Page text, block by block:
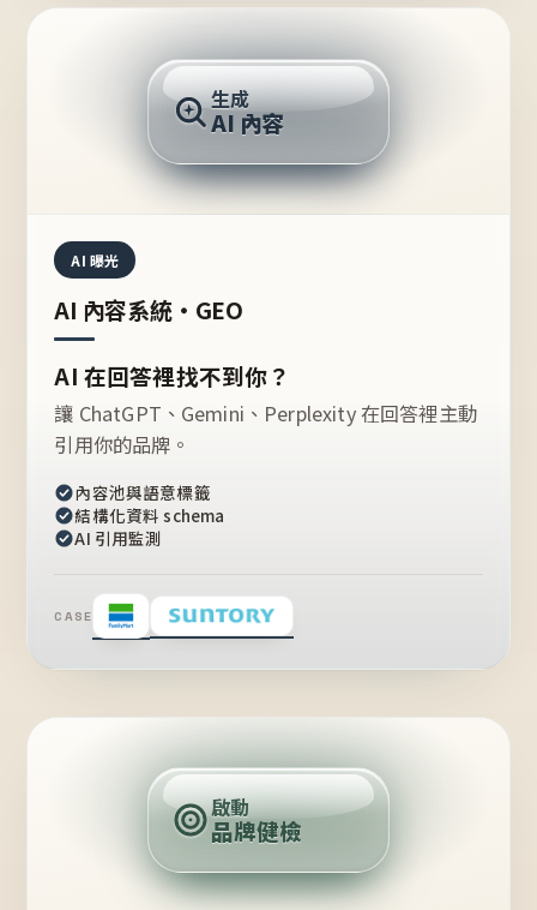
推薦的台灣品牌？
生成
AI 內容
AI 曝光
AI 內容系統・GEO
AI 在回答裡找不到你？
讓 ChatGPT、Gemini、Perplexity 在回答裡主動
引用你的品牌。
內容池與語意標籤
結構化資料 schema
AI 引用監測
CASE
定
位
點
啟動
品牌健檢